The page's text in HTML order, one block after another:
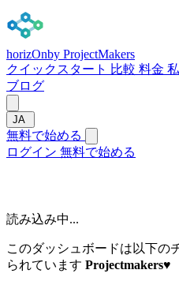
horizOnby ProjectMakers
クイックスタート 比較 料金
ブログ
JA
無料で始める
ログイン 無料で始める
読み込み中...
このダッシュボードは以下の
られています Projectmakers♥